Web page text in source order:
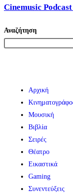
Cinemusic
Αναζήτηση
Αρχική
Μουσική
Βιβλία
Σειρές
Θέατρο
Εικαστικά
Gaming
Συνεντεύξεις